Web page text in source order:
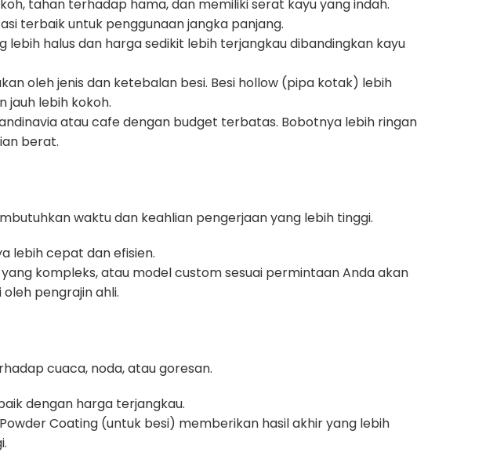
tahan terhadap hama, dan memiliki serat kayu yang indah.
terbaik untuk penggunaan jangka panjang.
halus dan harga sedikit lebih terjangkau dibandingkan kayu
oleh jenis dan ketebalan besi. Besi hollow (pipa kotak) lebih
jauh lebih kokoh.
atau cafe dengan budget terbatas. Bobotnya lebih ringan
berat.
waktu dan keahlian pengerjaan yang lebih tinggi.
lebih cepat dan efisien.
kompleks, atau model custom sesuai permintaan Anda akan
pengrajin ahli.
cuaca, noda, atau goresan.
dengan harga terjangkau.
Coating (untuk besi) memberikan hasil akhir yang lebih